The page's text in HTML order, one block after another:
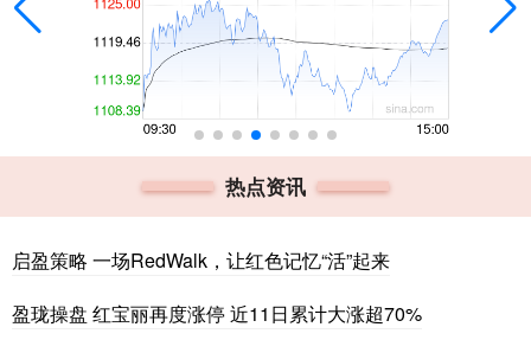
热点资讯
启盈策略 一场RedWalk，让红色记忆“活”起来
盈珑操盘 红宝丽再度涨停 近11日累计大涨超70%